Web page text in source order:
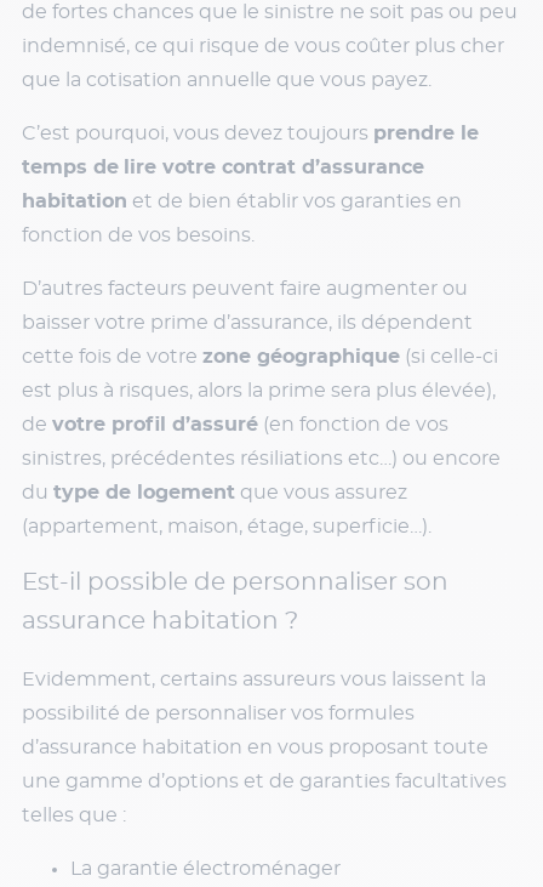
de fortes chances que le sinistre ne soit pas ou peu
indemnisé, ce qui risque de vous coûter plus cher
que la cotisation annuelle que vous payez.
C’est pourquoi, vous devez toujours prendre le
temps de
lire votre contrat d’assurance
habitation et de bien établir vos garanties en
fonction de vos besoins.
D’autres facteurs peuvent faire augmenter ou
baisser votre prime d’assurance, ils dépendent
cette fois de votre zone géographique (si celle-ci
est plus à risques, alors la prime sera plus élevée),
de votre profil d’assuré (en fonction de vos
sinistres, précédentes résiliations etc…) ou encore
du type de logement que vous assurez
(appartement, maison, étage, superficie…).
Est-il possible de personnaliser son
assurance habitation ?
Evidemment, certains assureurs vous laissent la
possibilité de personnaliser vos formules
d’assurance habitation en vous proposant toute
une gamme d’options et de garanties facultatives
telles que :
La garantie électroménager